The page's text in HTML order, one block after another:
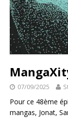
07/09/2025
Pour ce 48ème
mangas, Jonat,